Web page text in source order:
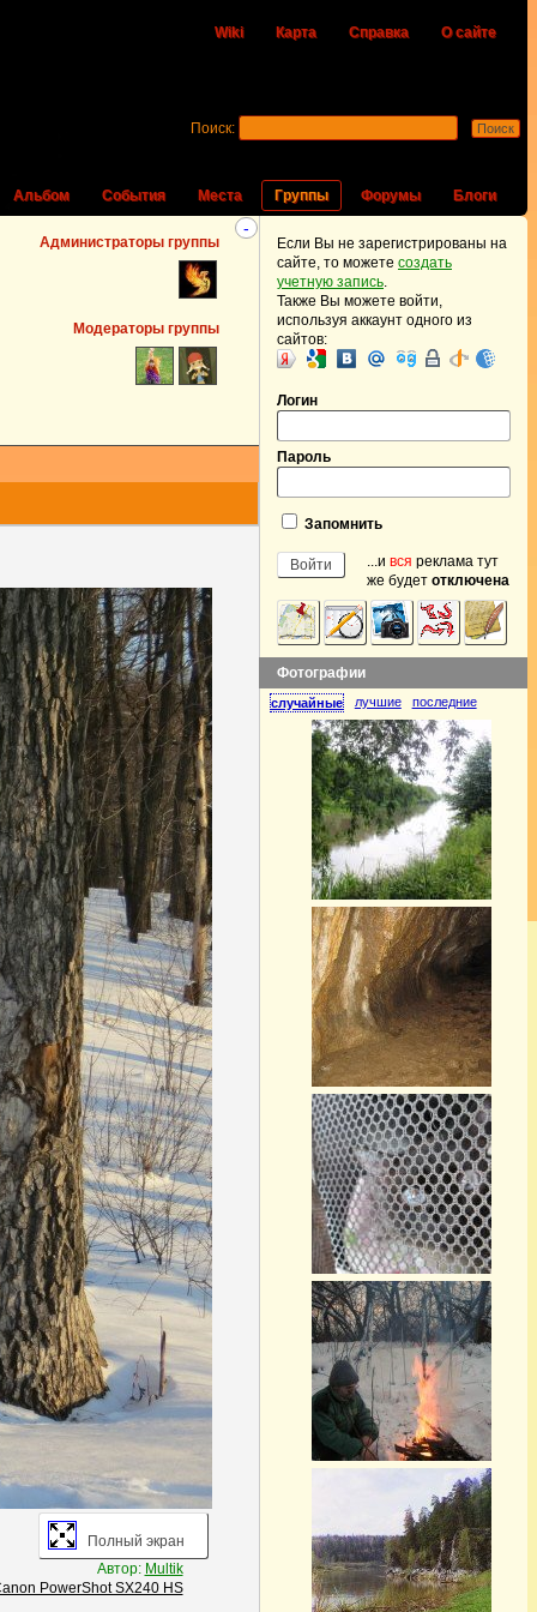
Wiki Карта Справка О сайте
Альбом События Места Группы Форумы Блоги
Поиск:
-
Администраторы группы
Модераторы группы
Полный экран
Автор: Multik
PowerShot SX240 HS
Если Вы не зарегистрированы на
сайте, то можете создать
учетную запись.
Также Вы можете войти,
используя аккаунт одного из
сайтов:
Логин
Пароль
Запомнить
...и вся реклама тут
же будет отключена
Фотографии
случайные лучшие последние